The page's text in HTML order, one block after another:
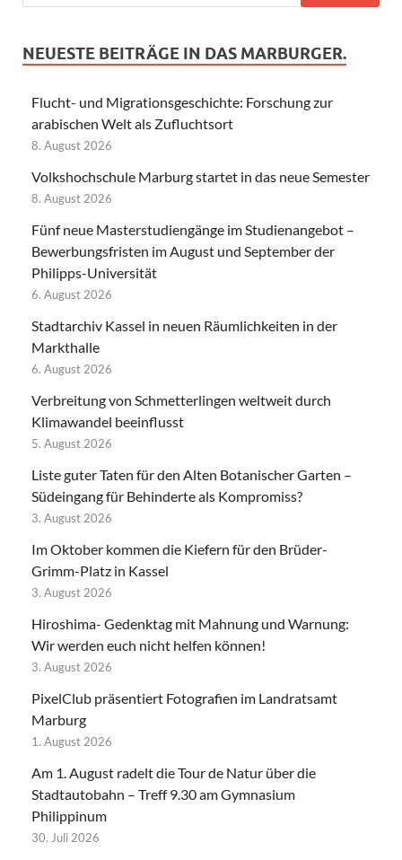
NEUESTE BEITRÄGE IN DAS MARBURGER.
Flucht- und Migrationsgeschichte: Forschung zur
arabischen Welt als Zufluchtsort
8. August 2026
Volkshochschule Marburg startet in das neue Semester
8. August 2026
Fünf neue Masterstudiengänge im Studienangebot –
Bewerbungsfristen im August und September der
Philipps-Universität
6. August 2026
Stadtarchiv Kassel in neuen Räumlichkeiten in der
Markthalle
6. August 2026
Verbreitung von Schmetterlingen weltweit durch
Klimawandel beeinflusst
5. August 2026
Liste guter Taten für den Alten Botanischer Garten –
Südeingang für Behinderte als Kompromiss?
3. August 2026
Im Oktober kommen die Kiefern für den Brüder-
Grimm-Platz in Kassel
3. August 2026
Hiroshima- Gedenktag mit Mahnung und Warnung:
Wir werden euch nicht helfen können!
3. August 2026
PixelClub präsentiert Fotografien im Landratsamt
Marburg
1. August 2026
Am 1. August radelt die Tour de Natur über die
Stadtautobahn – Treff 9.30 am Gymnasium
Philippinum
30. Juli 2026